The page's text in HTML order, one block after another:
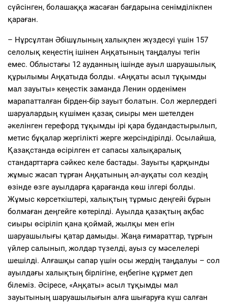
сүйсінген, болашаққа жасаған бағдарына сенімділікпен
қараған.
– Нұрсұлтан Әбішұлының халықпен жүздесуі үшін 157
селолық кеңестің ішінен Аңқатының таңдалуы тегін
емес. Облыстағы 12 ауданның ішінде ауыл шаруашылық
құрылымы Аңқатыда болды. «Аңқаты асыл тұқымды
мал зауыты» кеңестік заманда Ленин орденімен
марапатталған бірден-бір зауыт болатын. Сол жерлердегі
шаруалардың күшімен қазақ сиыры мен шетелден
әкелінген герефорд тұқымды ірі қара будандастырылып,
метис бұқалар жергілікті жерге жерсіндірілді. Осылайша,
Қазақстанда өсірілген ет сапасы халықаралық
стандарттарға сәйкес келе бастады. Зауыты қарқынды
жұмыс жасап тұрған Аңқатының әл-ауқаты сол кездің
өзінде өзге ауылдарға қарағанда көш ілгері болды.
Жұмыс көрсеткіштері, халықтың тұрмыс деңгейі бұрын
болмаған деңгейге көтерілді. Ауылда қазақтың ақбас
сиыры өсіріліп қана қоймай, жылқы мен егін
шаруашылығы қатар дамыды. Жаңа ғимараттар, тұрғын
үйлер салынып, жолдар түзелді, ауыз су мәселелері
шешілді. Алғашқы сапар үшін осы жердің таңдалуы – сол
ауылдағы халықтың бірлігіне, еңбегіне құрмет деп
білеміз. Әсіресе, «Аңқаты» асыл тұқымды мал
зауытының шаруашылығын алға шығаруға күш салған